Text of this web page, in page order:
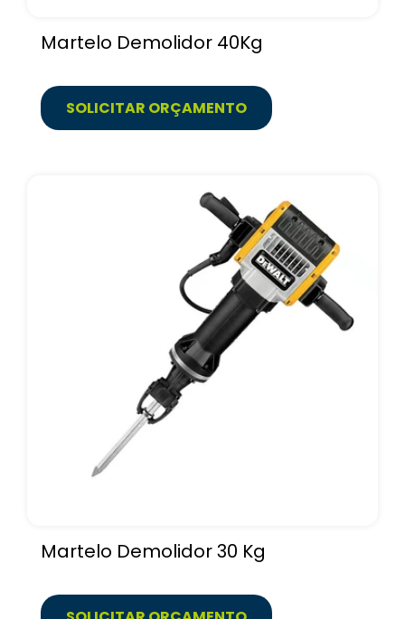
Martelo Demolidor 40Kg
SOLICITAR ORÇAMENTO
Martelo Demolidor 30 Kg